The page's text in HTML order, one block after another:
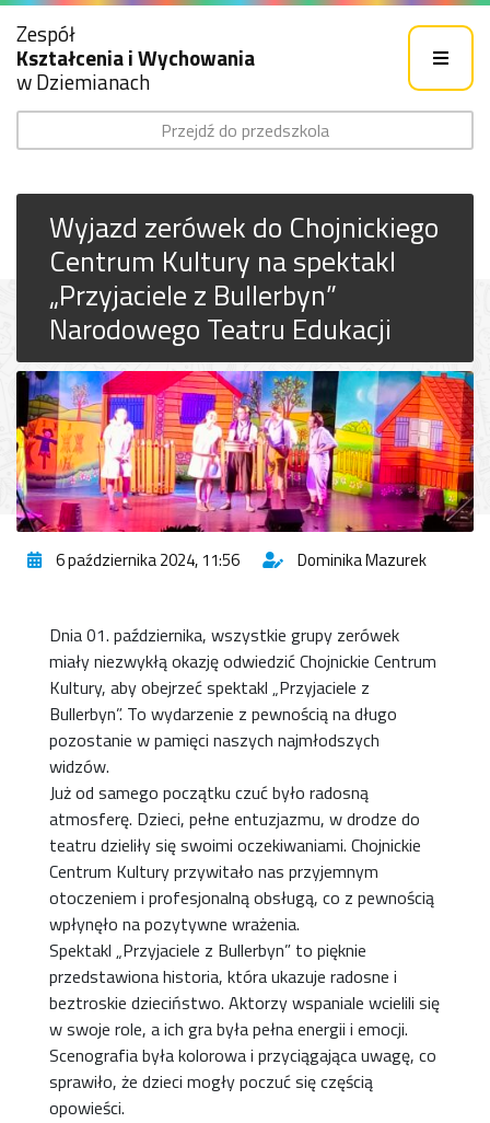
Zespół
Kształcenia i Wychowania
w Dziemianach
Przejdź do przedszkola
Wyjazd zerówek do Chojnickiego
Centrum Kultury na spektakl
„Przyjaciele z Bullerbyn”
Narodowego Teatru Edukacji
6 października 2024, 11:56 Dominika Mazurek
Dnia 01. października, wszystkie grupy zerówek
miały niezwykłą okazję odwiedzić Chojnickie Centrum
Kultury, aby obejrzeć spektakl „Przyjaciele z
Bullerbyn”. To wydarzenie z pewnością na długo
pozostanie w pamięci naszych najmłodszych
widzów.
Już od samego początku czuć było radosną
atmosferę. Dzieci, pełne entuzjazmu, w drodze do
teatru dzieliły się swoimi oczekiwaniami. Chojnickie
Centrum Kultury przywitało nas przyjemnym
otoczeniem i profesjonalną obsługą, co z pewnością
wpłynęło na pozytywne wrażenia.
Spektakl „Przyjaciele z Bullerbyn” to pięknie
przedstawiona historia, która ukazuje radosne i
beztroskie dzieciństwo. Aktorzy wspaniale wcielili się
w swoje role, a ich gra była pełna energii i emocji.
Scenografia była kolorowa i przyciągająca uwagę, co
sprawiło, że dzieci mogły poczuć się częścią
opowieści.